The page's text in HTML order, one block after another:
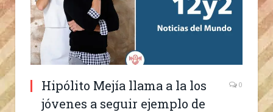
Hipólito Mejía llama a la los
jóvenes a seguir ejemplo de
0